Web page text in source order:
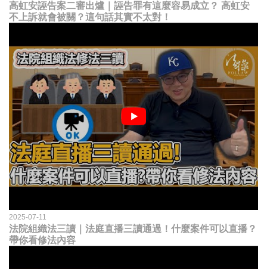
高虹安誣告案二審出爐｜誣告罪有這麼容易成立？ 高虹安
不上訴就會被關？這句話其實不太對！
2025-07-11
法院組織法三讀｜法庭直播三讀通過！什麼案件可以直播？
帶你看修法內容